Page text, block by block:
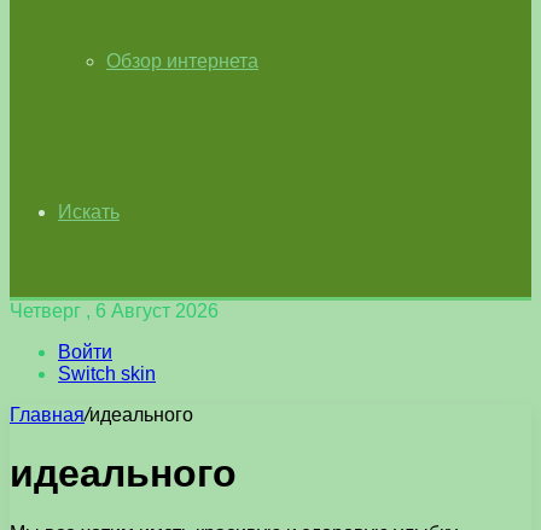
Обзор интернета
Искать
Четверг , 6 Август 2026
Войти
Switch skin
Главная/идеального
идеального